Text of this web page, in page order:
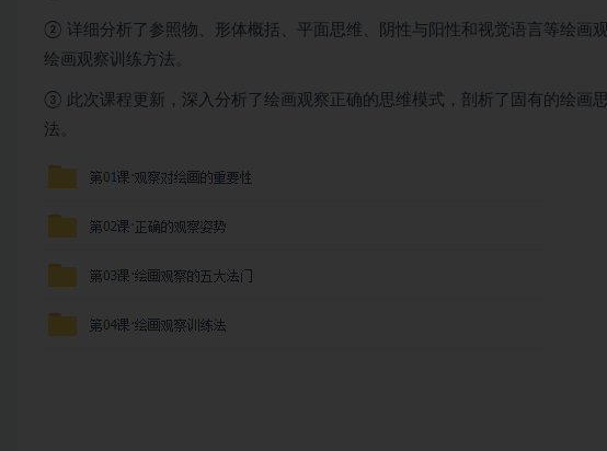
② 详细分析了参照物、形体概括、平面思维、阴性与阳性和视觉语言等绘画
绘画观察训练方法。
③ 此次课程更新，深入分析了绘画观察正确的思维模式，剖析了固有的绘画
法。